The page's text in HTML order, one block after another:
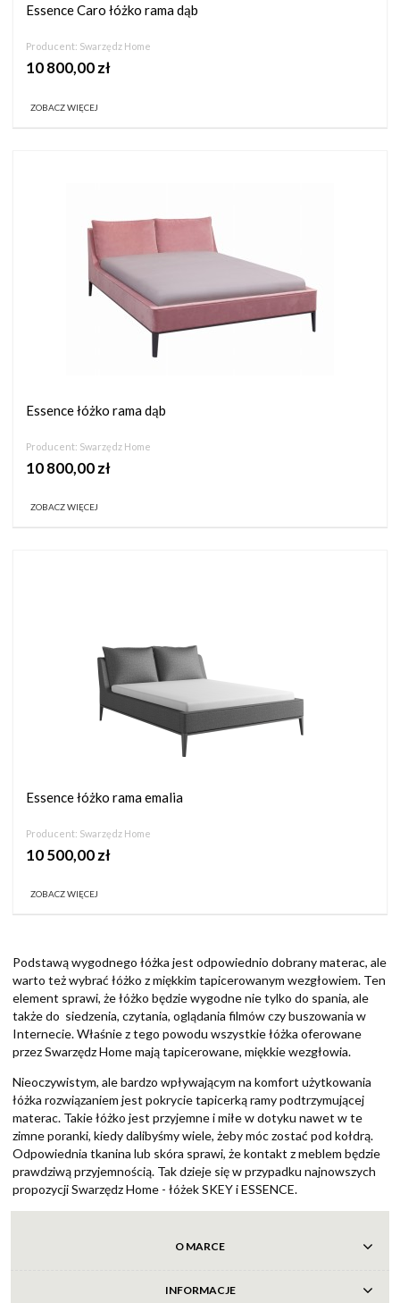
Essence Caro łóżko rama dąb
Producent: Swarzędz Home
10 800,00 zł
ZOBACZ WIĘCEJ
Essence łóżko rama dąb
Producent: Swarzędz Home
10 800,00 zł
ZOBACZ WIĘCEJ
Essence łóżko rama emalia
Producent: Swarzędz Home
10 500,00 zł
ZOBACZ WIĘCEJ
Podstawą wygodnego łóżka jest odpowiednio dobrany materac, ale
warto też wybrać łóżko z miękkim tapicerowanym wezgłowiem. Ten
element sprawi, że łóżko będzie wygodne nie tylko do spania, ale
także do siedzenia, czytania, oglądania filmów czy buszowania w
Internecie. Właśnie z tego powodu wszystkie łóżka oferowane
przez Swarzędz Home mają tapicerowane, miękkie wezgłowia.
Nieoczywistym, ale bardzo wpływającym na komfort użytkowania
łóżka rozwiązaniem jest pokrycie tapicerką ramy podtrzymującej
materac. Takie łóżko jest przyjemne i miłe w dotyku nawet w te
zimne poranki, kiedy dalibyśmy wiele, żeby móc zostać pod kołdrą.
Odpowiednia tkanina lub skóra sprawi, że kontakt z meblem będzie
prawdziwą przyjemnością. Tak dzieje się w przypadku najnowszych
propozycji Swarzędz Home - łóżek SKEY i ESSENCE.
O MARCE
INFORMACJE